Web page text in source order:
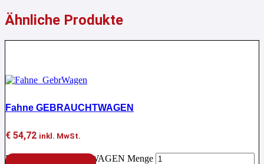
Ähnliche Produkte
Fahne GEBRAUCHTWAGEN
€ 54,72 inkl. MwSt.
Fahne GEBRAUCHTWAGEN Menge